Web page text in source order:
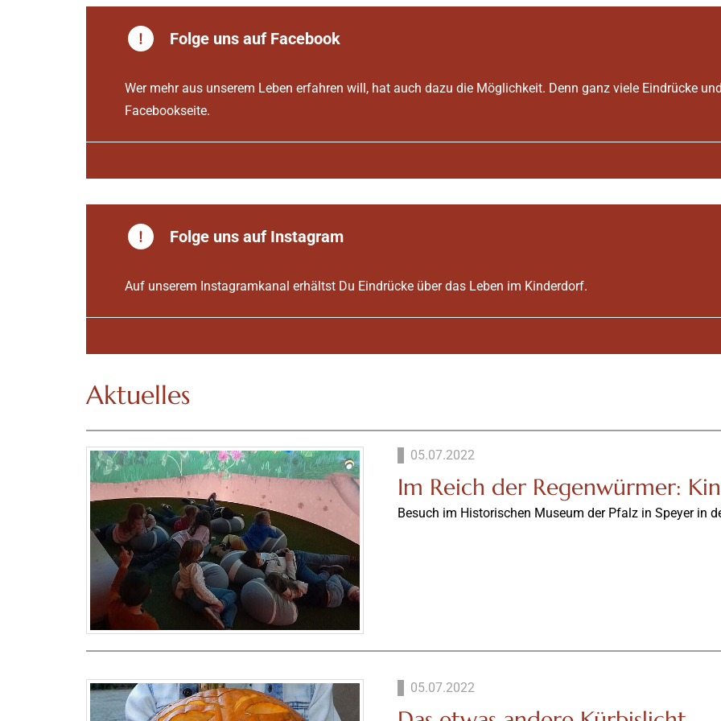
Folge uns auf Facebook
Wer mehr aus unserem Leben erfahren will, hat auch dazu die Möglichkeit. Denn ganz viele Eindrücke
Facebookseite.
Folge uns auf Instagram
Auf unserem Instagramkanal erhältst Du Eindrücke über das Leben im Kinderdorf.
Aktuelles
05.07.2022
Im Reich der Regenwürmer:
Besuch im Historischen Museum der Pfalz in Speyer in
05.07.2022